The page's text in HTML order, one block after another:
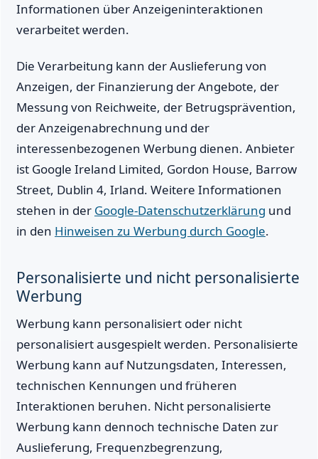
Informationen über Anzeigeninteraktionen
verarbeitet werden.
Die Verarbeitung kann der Auslieferung von
Anzeigen, der Finanzierung der Angebote, der
Messung von Reichweite, der Betrugsprävention,
der Anzeigenabrechnung und der
interessenbezogenen Werbung dienen. Anbieter
ist Google Ireland Limited, Gordon House, Barrow
Street, Dublin 4, Irland. Weitere Informationen
stehen in der Google-Datenschutzerklärung und
in den Hinweisen zu Werbung durch Google.
Personalisierte und nicht personalisierte
Werbung
Werbung kann personalisiert oder nicht
personalisiert ausgespielt werden. Personalisierte
Werbung kann auf Nutzungsdaten, Interessen,
technischen Kennungen und früheren
Interaktionen beruhen. Nicht personalisierte
Werbung kann dennoch technische Daten zur
Auslieferung, Frequenzbegrenzung,